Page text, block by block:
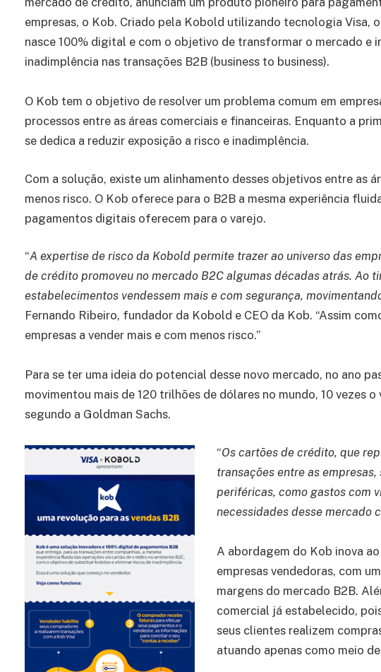
empresas, o Kob. Criado pela Kobold utilizando tecnologia Visa,
nasce 100% digital e com o objetivo de transformar o mercado e
inadimplência nas transações B2B (business to business).
O Kob tem o objetivo de resolver um problema comum em
processos entre as áreas comerciais e financeiras. Enquanto a
se dedica a reduzir exposição a risco e inadimplência.
Com a solução, existe um alinhamento desses objetivos entre as
menos risco. O Kob oferece para o B2B a mesma experiência
pagamentos digitais oferecem para o varejo.
“A expertise de risco da Kobold permite trazer ao universo das
de crédito promoveu no mercado B2C algumas décadas atrás. Ao
estabelecimentos vendessem mais e com segurança,
Fernando Ribeiro, fundador da Kobold e CEO da Kob. “Assim
empresas a vender mais e com menos risco.”
Para se ter uma ideia do potencial desse novo mercado, no ano
movimentou mais de 120 trilhões de dólares no mundo, 10 vezes
segundo a Goldman Sachs.
“Os cartões de crédito, que
transações entre as
periféricas, como gastos com
necessidades desse mercado
A abordagem do Kob inova
empresas vendedoras, com
margens do mercado B2B.
comercial já estabelecido,
seus clientes realizem
atuando apenas como meio